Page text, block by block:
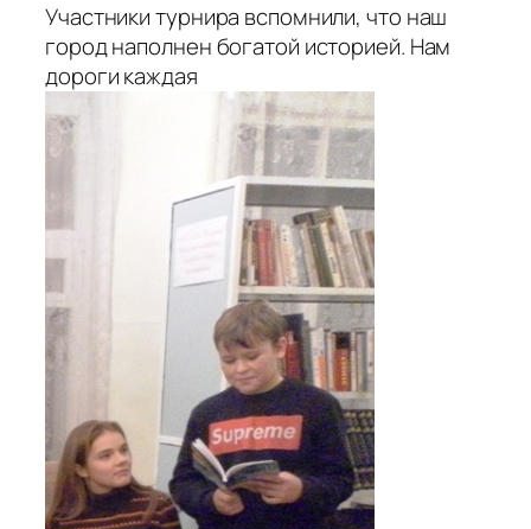
Участники турнира вспомнили, что наш
город наполнен богатой историей. Нам
дороги каждая